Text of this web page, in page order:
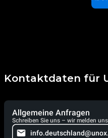
Kontaktdaten für
Allgemeine Anfragen
Schreiben Sie uns – wir melden